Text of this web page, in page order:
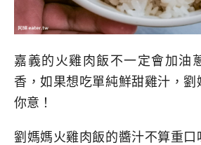
嘉義的火雞肉飯不一定會加油
香，如果想吃單純鮮甜雞汁，
你意！
劉媽媽火雞肉飯的醬汁不算重